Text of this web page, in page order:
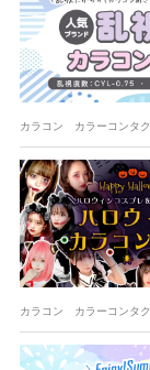
カラコン カラーコン
カラコン カラーコン